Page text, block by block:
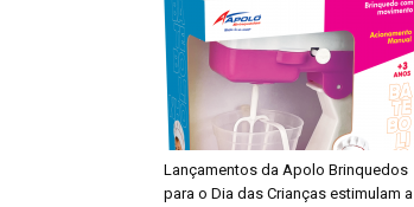
Lançamentos da Apolo Brinquedos
para o Dia das Crianças estimulam a